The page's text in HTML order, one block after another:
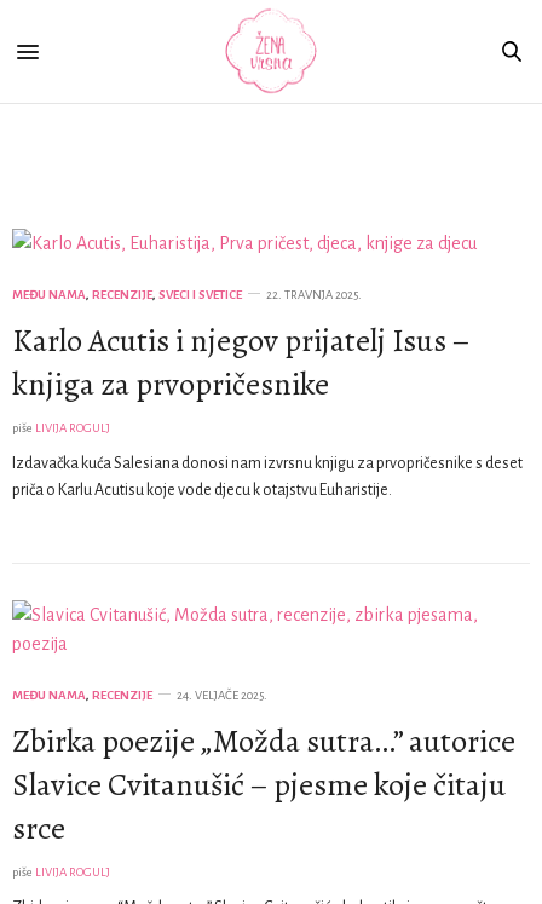
MEĐU NAMA, RECENZIJE, SVECI I SVETICE 22. TRAVNJA 2025.
Karlo Acutis i njegov prijatelj Isus –
knjiga za prvopričesnike
piše LIVIJA ROGULJ
Izdavačka kuća Salesiana donosi nam izvrsnu knjigu za prvopričesnike s deset
priča o Karlu Acutisu koje vode djecu k otajstvu Euharistije.
MEĐU NAMA, RECENZIJE 24. VELJAČE 2025.
Zbirka poezije „Možda sutra…” autorice
Slavice Cvitanušić – pjesme koje čitaju
srce
piše LIVIJA ROGULJ